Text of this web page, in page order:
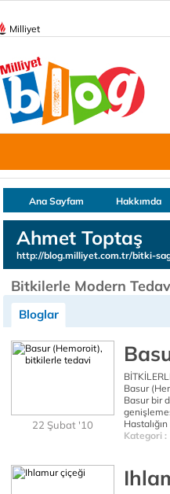
Milliyet
Ana Sayfam Hakkımda
Ahmet Toptaş
http://blog.milliyet.com.tr/bitki-
Bitkilerle Modern
Bloglar
22 Şubat '10
Basur
Basur bir
Kategori :